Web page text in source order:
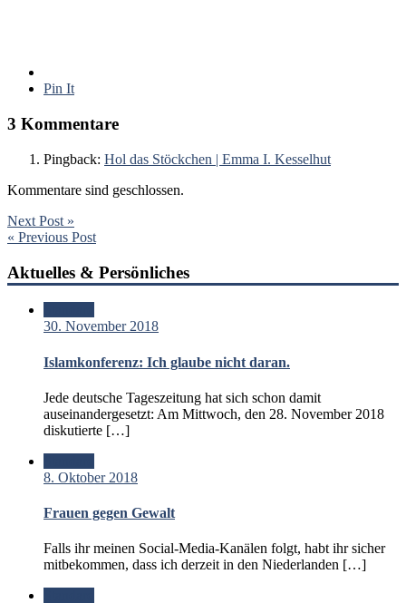
Pin It
3 Kommentare
Pingback: Hol das Stöckchen | Emma I. Kesselhut
Kommentare sind geschlossen.
Next Post »
« Previous Post
Aktuelles & Persönliches
30. November 2018
Islamkonferenz: Ich glaube nicht daran.
Jede deutsche Tageszeitung hat sich schon damit
auseinandergesetzt: Am Mittwoch, den 28. November 2018
diskutierte […]
8. Oktober 2018
Frauen gegen Gewalt
Falls ihr meinen Social-Media-Kanälen folgt, habt ihr sicher
mitbekommen, dass ich derzeit in den Niederlanden […]